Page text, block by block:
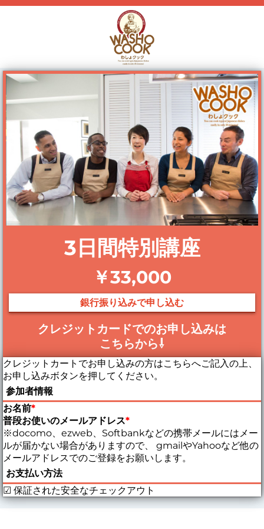
3日間特別講座
￥33,000
銀行振り込みで申し込む
クレジットカードでのお申し込みは
こちらから⇩
クレジットカートでお申し込みの方はこちらへご記入の上、
お申し込みボタンを押してください。
参加者情報
お名前*
普段お使いのメールアドレス*
※docomo、ezweb、Softbankなどの携帯メールにはメー
ルが届かない場合がありますので、 gmailやYahooなど他の
メールアドレスでのご登録をお願いします。
お支払い方法
☑ 保証された安全なチェックアウト